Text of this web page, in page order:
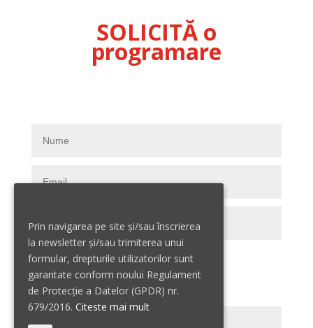
SOLICITĂ o
programare
Vreau o programare la
Centrul Medical Gheorghe Lazăr
Centrul Medical Victor Babeș
Prin navigarea pe site și/sau înscrierea
la newsletter și/sau trimiterea unui
formular, drepturile utilizatorilor sunt
garantate conform noului Regulament
de Protecție a Datelor (GPDR) nr.
679/2016. Citeste mai mult